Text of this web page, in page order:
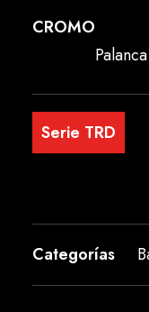
CROMO
Serie TRD
Categorías